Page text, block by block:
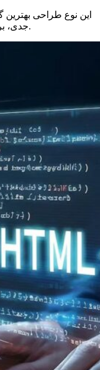
این نوع طراحی
جدی، برندهای ملی و پروژه‌های پیچیده آنلاین است.